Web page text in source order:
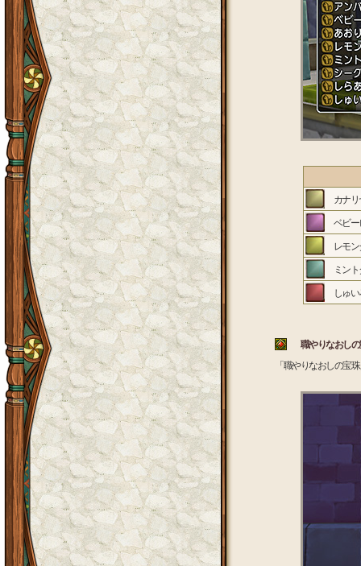
カナリ
ベビー
レモン
ミント
しゅい
職やりなおしの
「職やりなおしの宝